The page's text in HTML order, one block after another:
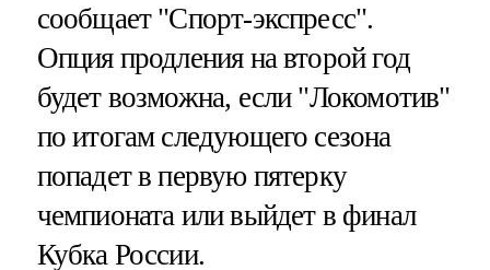
сообщает "Спорт-экспресс".
Опция продления на второй год
будет возможна, если "Локомотив"
по итогам следующего сезона
попадет в первую пятерку
чемпионата или выйдет в финал
Кубка России.